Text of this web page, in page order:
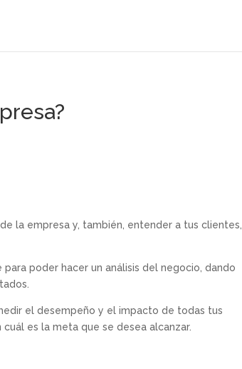
la empresa y, también, entender a tus clientes,
poder hacer un análisis del negocio, dando
el desempeño y el impacto de todas tus
es la meta que se desea alcanzar.